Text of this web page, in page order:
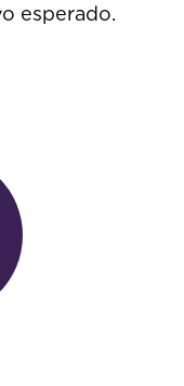
esperado.